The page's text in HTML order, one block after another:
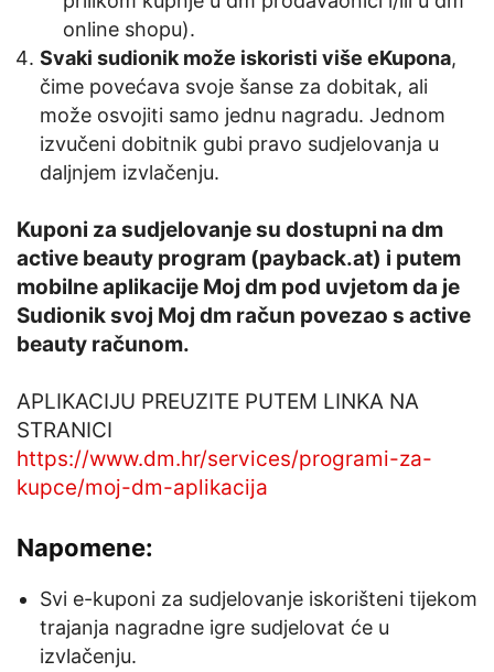
online shopu).
Svaki sudionik može iskoristi više eKupona,
čime povećava svoje šanse za dobitak, ali
može osvojiti samo jednu nagradu. Jednom
izvučeni dobitnik gubi pravo sudjelovanja u
daljnjem izvlačenju.
Kuponi za sudjelovanje su dostupni na dm
active beauty program (payback.at) i putem
mobilne aplikacije Moj dm pod uvjetom da je
Sudionik svoj Moj dm račun povezao s active
beauty računom.
APLIKACIJU PREUZITE PUTEM LINKA NA
STRANICI
https://www.dm.hr/services/programi-za-
kupce/moj-dm-aplikacija
Napomene:
Svi e-kuponi za sudjelovanje iskorišteni tijekom
trajanja nagradne igre sudjelovat će u
izvlačenju.